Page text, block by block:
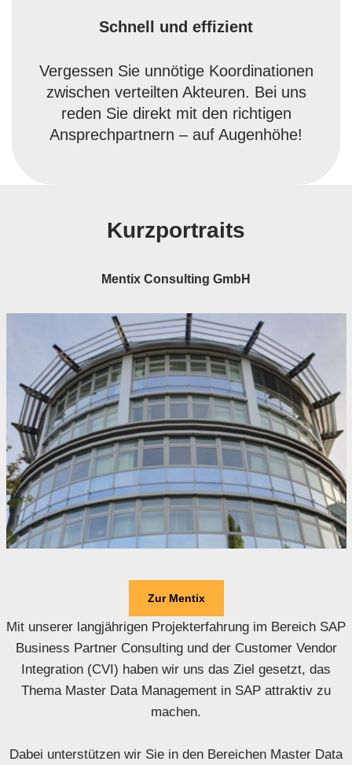
Schnell und effizient
Vergessen Sie unnötige Koordinationen
zwischen verteilten Akteuren. Bei uns
reden Sie direkt mit den richtigen
Ansprechpartnern – auf Augenhöhe!
Kurzportraits
Mentix Consulting GmbH
Zur Mentix
Mit unserer langjährigen Projekterfahrung im Bereich SAP
Business Partner Consulting und der Customer Vendor
Integration (CVI) haben wir uns das Ziel gesetzt, das
Thema Master Data Management in SAP attraktiv zu
machen.
Dabei unterstützen wir Sie in den Bereichen Master Data